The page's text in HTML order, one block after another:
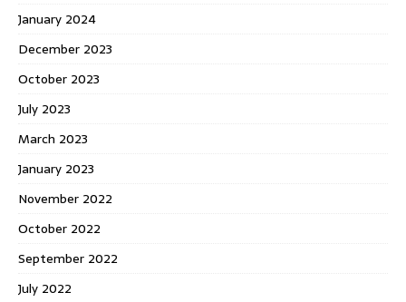
January 2024
December 2023
October 2023
July 2023
March 2023
January 2023
November 2022
October 2022
September 2022
July 2022